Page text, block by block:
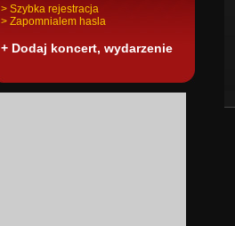
> Szybka rejestracja
> Zapomnialem hasla
+ Dodaj koncert, wydarzenie